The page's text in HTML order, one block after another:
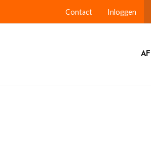
Contact Inloggen